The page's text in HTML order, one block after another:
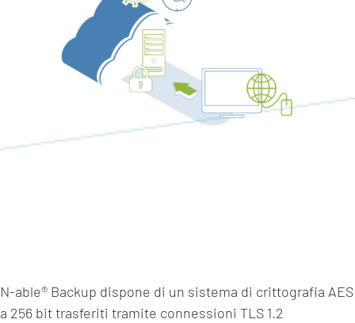
N-able® Backup dispone di un sistema di crittografia AES
a 256 bit trasferiti tramite connessioni TLS 1.2